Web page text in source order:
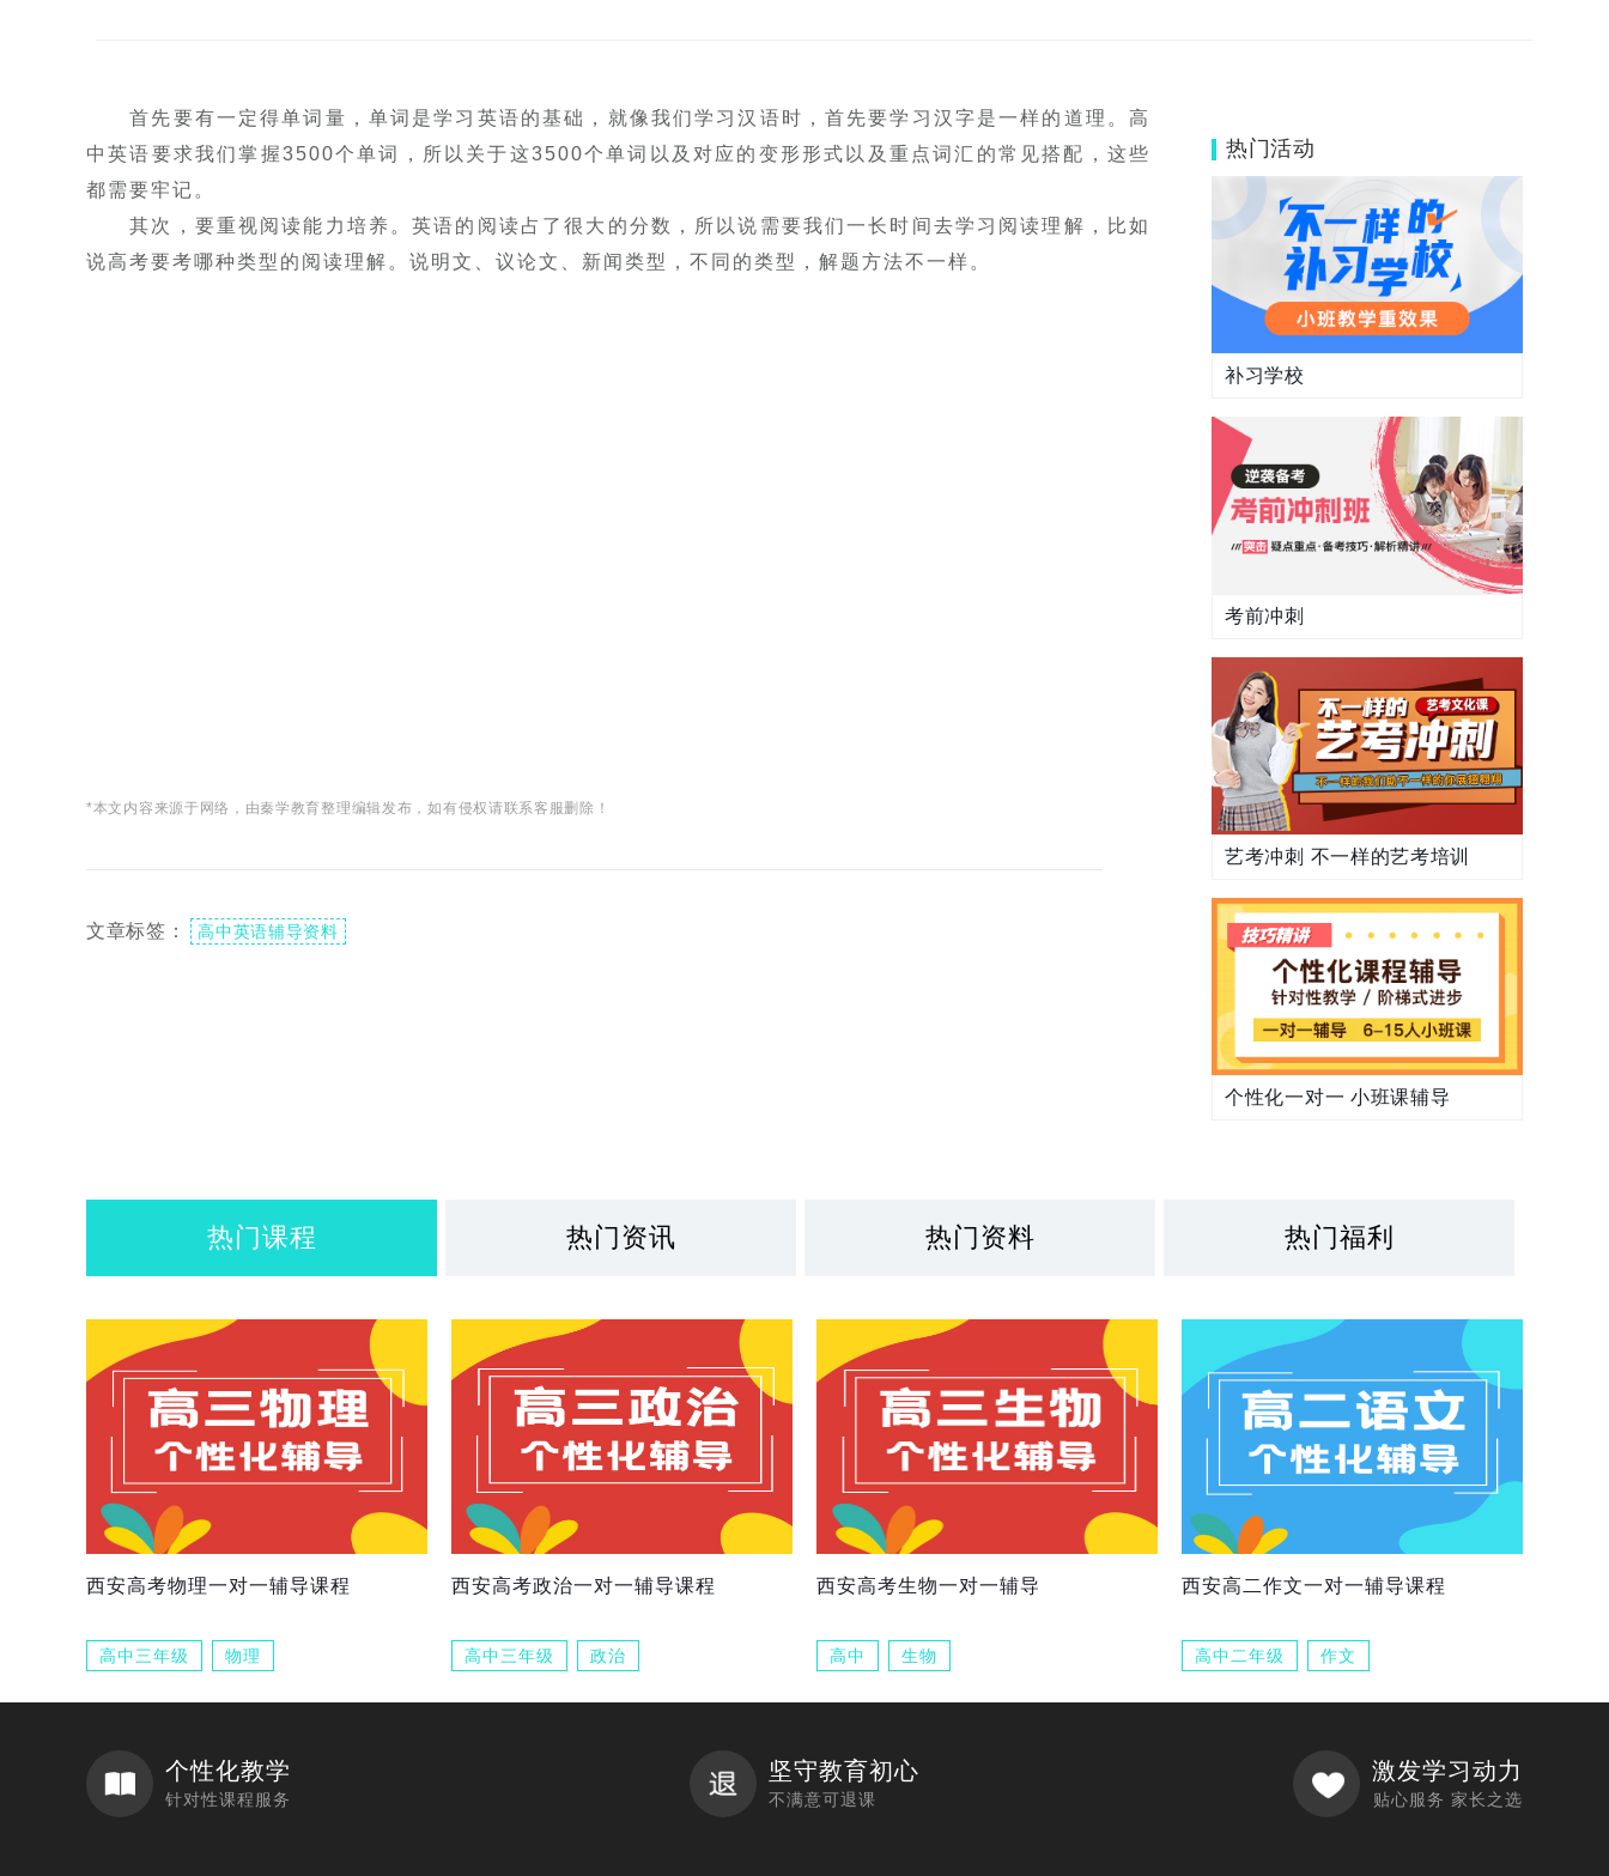
首先要有一定得单词量，单词是学习英语的基础，就像我们学习汉语时，首先要学习汉字是一样的道理。高
中英语要求我们掌握3500个单词，所以关于这3500个单词以及对应的变形形式以及重点词汇的常见搭配，这些
都需要牢记。
其次，要重视阅读能力培养。英语的阅读占了很大的分数，所以说需要我们一长时间去学习阅读理解，比如
说高考要考哪种类型的阅读理解。说明文、议论文、新闻类型，不同的类型，解题方法不一样。
*本文内容来源于网络，由秦学教育整理编辑发布，如有侵权请联系客服删除！
文章标签： 高中英语辅导资料
热门活动
补习学校
考前冲刺
艺考冲刺 不一样的艺考培训
个性化一对一 小班课辅导
热门课程 热门资讯 热门资料 热门福利
西安高考物理一对一辅导课程
高中三年级 物理
西安高考政治一对一辅导课程
高中三年级 政治
西安高考生物一对一辅导
高中 生物
西安高二作文一对一辅导课程
高中二年级 作文
个性化教学
针对性课程服务
坚守教育初心
不满意可退课
激发学习动力
贴心服务 家长之选